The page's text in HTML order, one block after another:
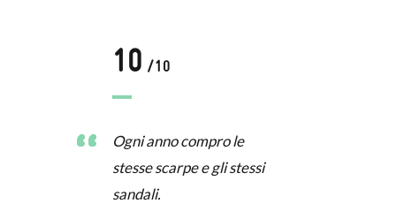
10 /10
Ogni anno compro le
stesse scarpe e gli stessi
sandali.